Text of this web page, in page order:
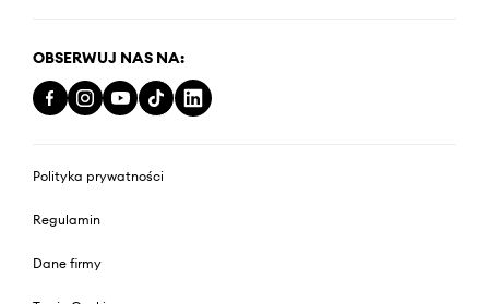
OBSERWUJ NAS NA:
Polityka prywatności
Regulamin
Dane firmy